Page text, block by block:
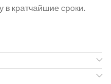
в кратчайшие сроки.